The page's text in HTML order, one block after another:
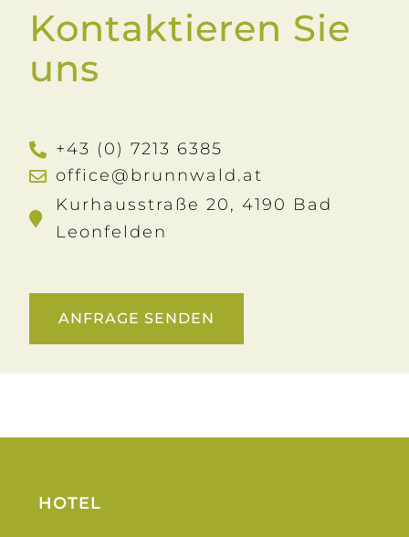
Kontaktieren Sie
uns
+43 (0) 7213 6385
office@brunnwald.at
Kurhausstraße 20, 4190 Bad
Leonfelden
ANFRAGE SENDEN
HOTEL